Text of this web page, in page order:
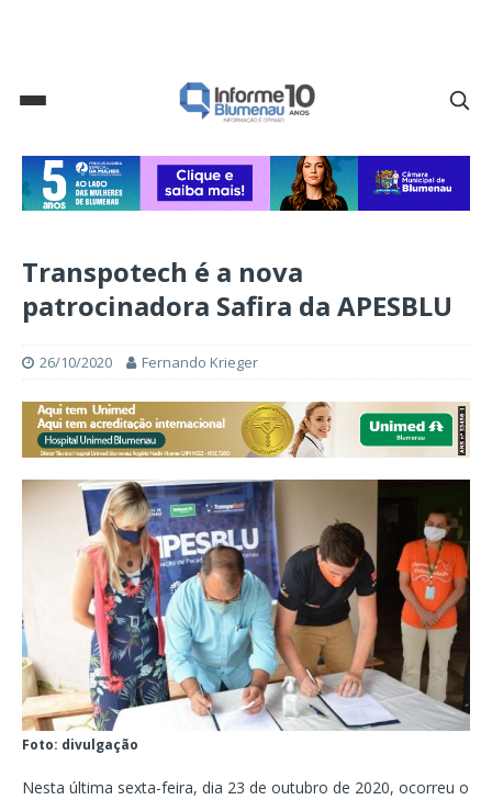
Transpotech é a nova
patrocinadora Safira da APESBLU
26/10/2020 Fernando Krieger
Foto: divulgação
Nesta última sexta-feira, dia 23 de outubro de 2020, ocorreu o